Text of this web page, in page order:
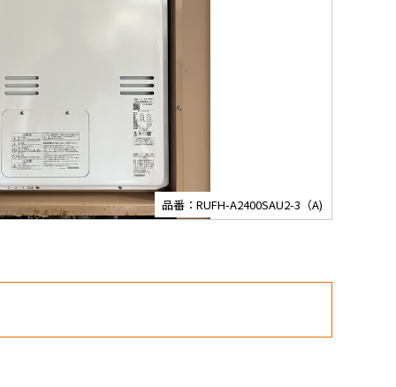
品番：RUFH-A2400SAU2-3（A)